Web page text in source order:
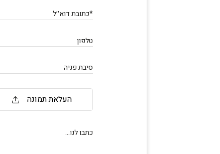
*כתובת דוא׳׳ל
טלפון
סיבת פניה
העלאת תמונה
כתבו לנו...